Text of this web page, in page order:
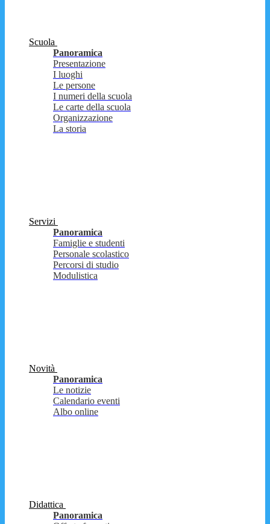
Scuola
Panoramica
Presentazione
I luoghi
Le persone
I numeri della scuola
Le carte della scuola
Organizzazione
La storia
Servizi
Panoramica
Famiglie e studenti
Personale scolastico
Percorsi di studio
Modulistica
Novità
Panoramica
Le notizie
Calendario eventi
Albo online
Didattica
Panoramica